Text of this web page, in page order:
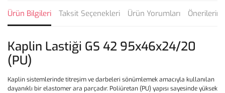
Ürün Bilgileri Taksit Seçenekleri Ürün Yorumları
Kaplin Lastiği GS 42 95x46x24/20
(PU)
Kaplin sistemlerinde titreşim ve darbeleri sönümlemek amacıyla kullanılan
dayanıklı bir elastomer ara parçadır. Poliüretan (PU) yapısı sayesinde yüksek